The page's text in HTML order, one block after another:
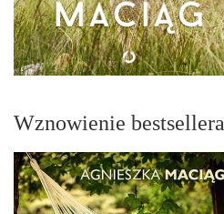
Wznowienie bestsellera